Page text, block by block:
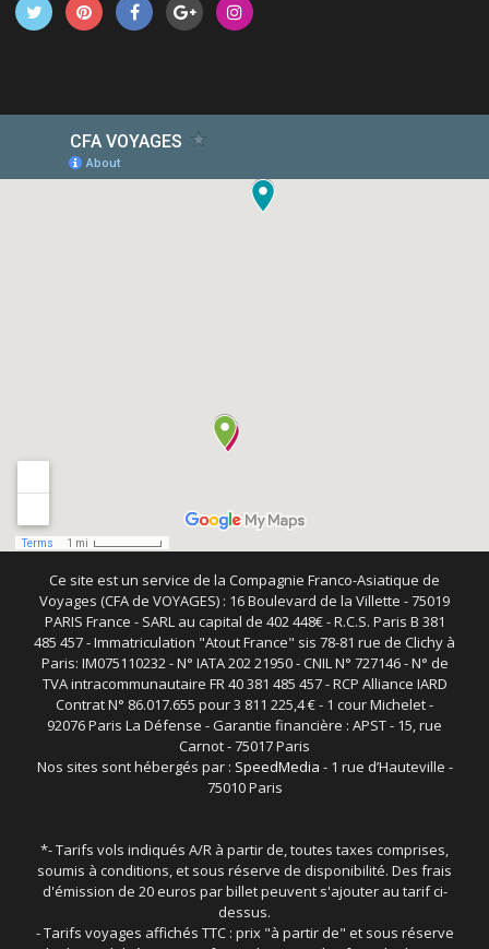
Ce site est un service de la Compagnie Franco-Asiatique de
Voyages (CFA de VOYAGES) : 16 Boulevard de la Villette - 75019
PARIS France - SARL au capital de 402 448€ - R.C.S. Paris B 381
485 457 - Immatriculation "Atout France" sis 78-81 rue de Clichy à
Paris: IM075110232 - N° IATA 202 21950 - CNIL N° 727146 - N° de
TVA intracommunautaire FR 40 381 485 457 - RCP Alliance IARD
Contrat N° 86.017.655 pour 3 811 225,4 € - 1 cour Michelet -
92076 Paris La Défense - Garantie financière : APST - 15, rue
Carnot - 75017 Paris
Nos sites sont hébergés par : SpeedMedia - 1 rue d’Hauteville -
75010 Paris
*- Tarifs vols indiqués A/R à partir de, toutes taxes comprises,
soumis à conditions, et sous réserve de disponibilité. Des frais
d'émission de 20 euros par billet peuvent s'ajouter au tarif ci-
dessus.
- Tarifs voyages affichés TTC : prix "à partir de" et sous réserve